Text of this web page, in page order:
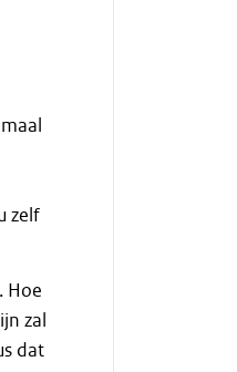
zelf
Hoe
zal
dat